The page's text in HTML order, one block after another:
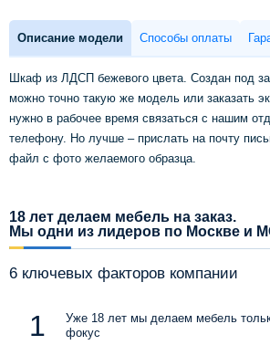
Описание модели Способы оплаты
Шкаф из ЛДСП бежевого цвета. Создан под
можно точно такую же модель или заказать
нужно в рабочее время связаться с нашим
телефону. Но лучше – прислать на почту
файл с фото желаемого образца.
18 лет делаем мебель на заказ.
Мы одни из лидеров по Москве и
6 ключевых факторов компании
Уже 18 лет мы делаем мебель
фокус